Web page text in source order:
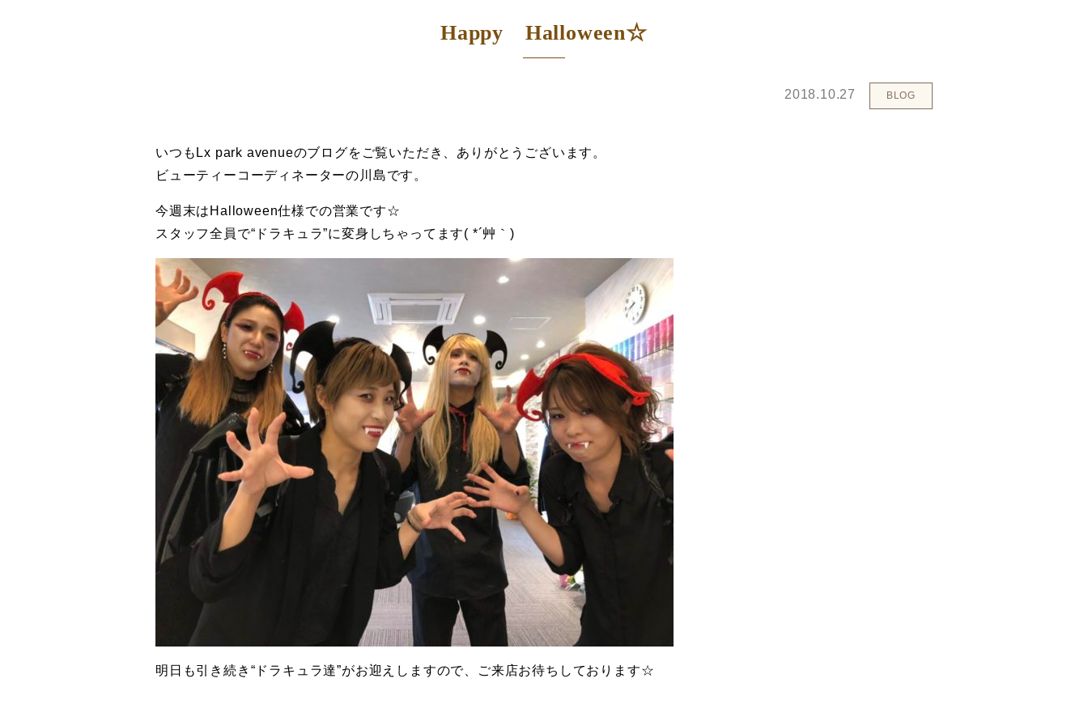
Happy Halloween☆
2018.10.27 BLOG
いつもLx park avenueのブログをご覧いただき、ありがとうございます。
ビューティーコーディネーターの川島です。
今週末はHalloween仕様での営業です☆
スタッフ全員で“ドラキュラ”に変身しちゃってます( *´艸｀)
明日も引き続き“ドラキュラ達”がお迎えしますので、ご来店お待ちしております☆